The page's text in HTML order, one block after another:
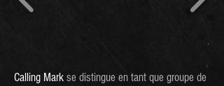
Calling Mark se distingue en tant que groupe de